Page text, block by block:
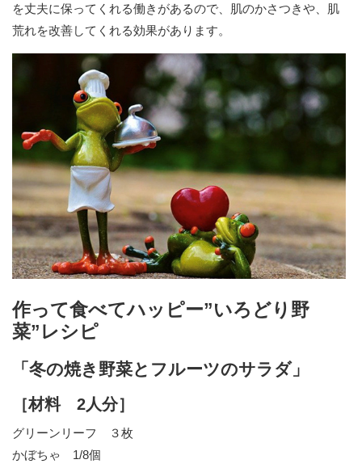
を丈夫に保ってくれる働きがあるので、肌のかさつきや、肌
荒れを改善してくれる効果があります。
作って食べてハッピー”いろどり野
菜”レシピ
「冬の焼き野菜とフルーツのサラダ」
［材料 2人分］
グリーンリーフ ３枚
かぼちゃ 1/8個